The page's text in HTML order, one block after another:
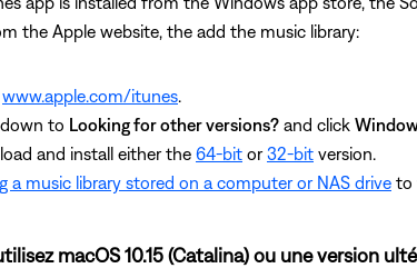
the Apple website, the add the music library:
www.apple.com/itunes
to Looking for other versions? and click
and install either the 64-bit or32-bit version.
a music library stored on a computer or NAS drive to
macOS 10.15 (Catalina) ou une version